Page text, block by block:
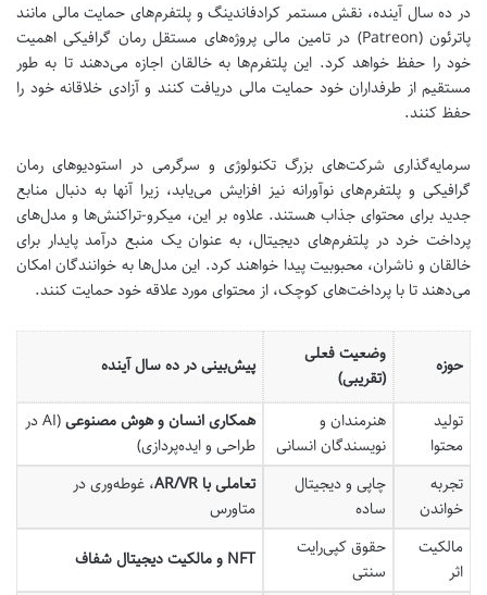
در ده سال آینده، نقش مستمر کرادفاندینگ و پلتفرم‌های حمایت مالی مانند
پاترئون (Patreon) در تامین مالی پروژه‌های مستقل رمان گرافیکی اهمیت
خود را حفظ خواهد کرد. این پلتفرم‌ها به خالقان اجازه می‌دهند تا به طور
مستقیم از طرفداران خود حمایت مالی دریافت کنند و آزادی خلاقانه خود را
حفظ کنند.
سرمایه‌گذاری شرکت‌های بزرگ تکنولوژی و سرگرمی در استودیوهای رمان
گرافیکی و پلتفرم‌های نوآورانه نیز افزایش می‌یابد، زیرا آنها به دنبال منابع
جدید برای محتوای جذاب هستند. علاوه بر این، میکرو-تراکنش‌ها و مدل‌های
پرداخت خرد در پلتفرم‌های دیجیتال، به عنوان یک منبع درآمد پایدار برای
خالقان و ناشران، محبوبیت پیدا خواهند کرد. این مدل‌ها به خوانندگان امکان
می‌دهند تا با پرداخت‌های کوچک، از محتوای مورد علاقه خود حمایت کنند.
حوزه
وضعیت فعلی
(تقریبی)
پیش‌بینی در ده سال آینده
تولید
محتوا
هنرمندان و
نویسندگان انسانی
همکاری انسان و هوش مصنوعی
(AI در
طراحی و ایده‌پردازی)
تجربه
خواندن
چاپی و دیجیتال
ساده
تعاملی با AR/VR
، غوطه‌وری در
متاورس
مالکیت
اثر
حقوق کپی‌رایت
سنتی
NFT و مالکیت دیجیتال شفاف